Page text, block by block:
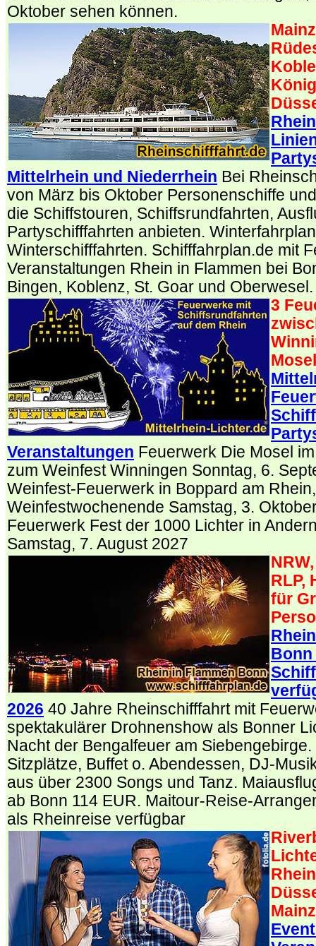
Oktober sehen können.
Mittelrhein und Niederrhein Bei
von März bis Oktober Personenschiffe
die Schiffstouren, Schiffsrundfahrten,
Partyschifffahrten anbieten.
Winterschifffahrten. Schifffahrplan.de mit
Veranstaltungen Rhein in Flammen bei
Bingen, Koblenz, St. Goar und Oberwesel.
3
Veranstaltungen Feuerwerk Die Mosel
zum Weinfest Winningen Sonntag, 6.
Weinfest-Feuerwerk in Boppard am
Weinfestwochenende Samstag, 3.
Feuerwerk Fest der 1000 Lichter in
Samstag, 7. August 2027
RLP,
für
Bonn
2026 40 Jahre Rheinschifffahrt mit
spektakulärer Drohnenshow als Bonner
Nacht der Bengalfeuer am
Sitzplätze, Buffet o. Abendessen, DJ-
aus über 2300 Songs und Tanz.
ab Bonn 114 EUR. Maitour-Reise-
als Rheinreise verfügbar
Mainz